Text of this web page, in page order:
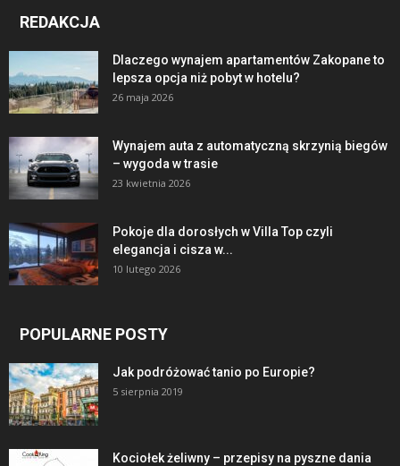
REDAKCJA
Dlaczego wynajem apartamentów Zakopane to
lepsza opcja niż pobyt w hotelu?
26 maja 2026
Wynajem auta z automatyczną skrzynią biegów
– wygoda w trasie
23 kwietnia 2026
Pokoje dla dorosłych w Villa Top czyli
elegancja i cisza w...
10 lutego 2026
POPULARNE POSTY
Jak podróżować tanio po Europie?
5 sierpnia 2019
Kociołek żeliwny – przepisy na pyszne dania